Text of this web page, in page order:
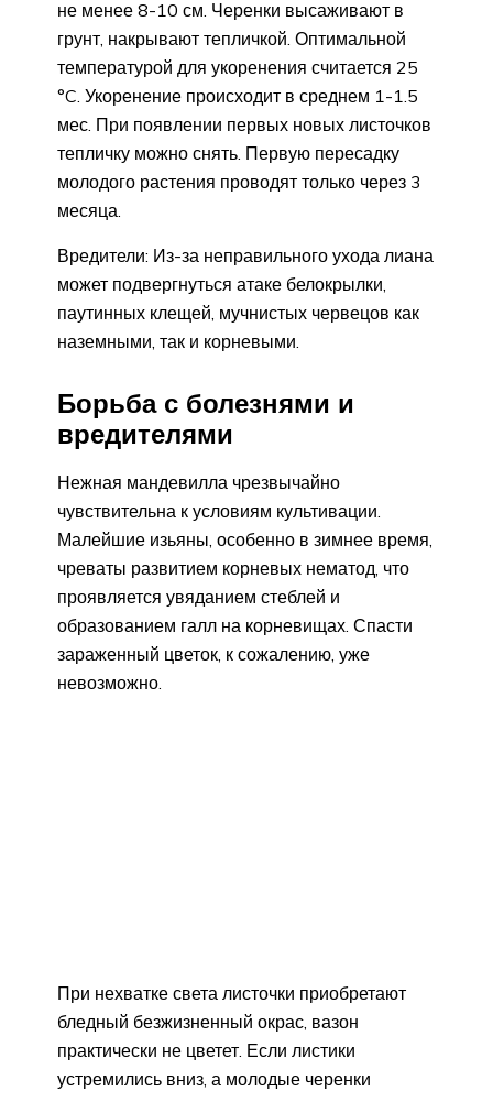
не менее 8-10 см. Черенки высаживают в
грунт, накрывают тепличкой. Оптимальной
температурой для укоренения считается 25
°C. Укоренение происходит в среднем 1-1.5
мес. При появлении первых новых листочков
тепличку можно снять. Первую пересадку
молодого растения проводят только через 3
месяца.
Вредители: Из-за неправильного ухода лиана
может подвергнуться атаке белокрылки,
паутинных клещей, мучнистых червецов как
наземными, так и корневыми.
Борьба с болезнями и
вредителями
Нежная мандевилла чрезвычайно
чувствительна к условиям культивации.
Малейшие изьяны, особенно в зимнее время,
чреваты развитием корневых нематод, что
проявляется увяданием стеблей и
образованием галл на корневищах. Спасти
зараженный цветок, к сожалению, уже
невозможно.
При нехватке света листочки приобретают
бледный безжизненный окрас, вазон
практически не цветет. Если листики
устремились вниз, а молодые черенки